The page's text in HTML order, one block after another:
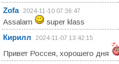
Zofa
2024-11-10 07:36:47
Assalam
super klass
Кирилл
2024-11-07 13:42:15
Привет Россея, хорошего дня